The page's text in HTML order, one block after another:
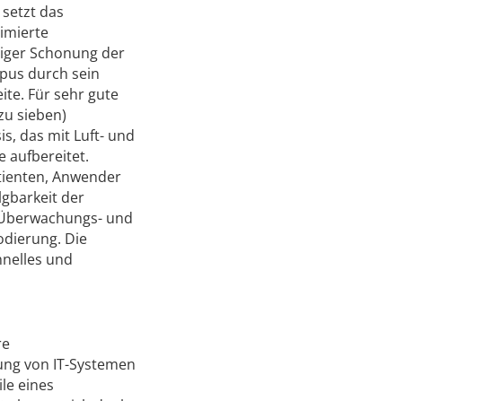
das
Schonung der
durch sein
Für sehr gute
sieben)
das mit Luft- und
aufbereitet.
Anwender
der
und
Die
und
von IT-Systemen
eines